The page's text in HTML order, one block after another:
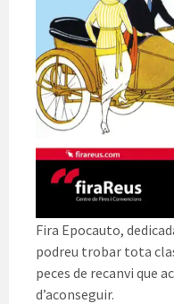
Fira Epocauto,
podreu trobar tota
peces de recanvi que
d’aconseguir.